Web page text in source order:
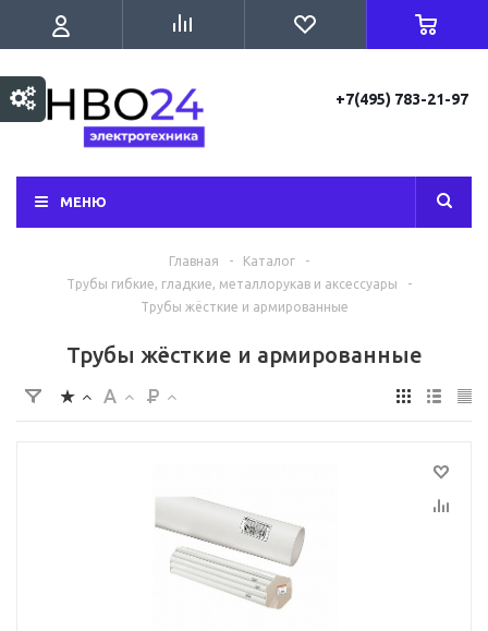
+7(495) 783-21-97
МЕНЮ
Главная - Каталог
-
Трубы гибкие, гладкие, металлорукав и аксессуары
-
Трубы жёсткие и армированные
Трубы жёсткие и армированные